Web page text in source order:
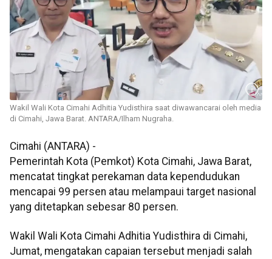
Wakil Wali Kota Cimahi Adhitia Yudisthira saat diwawancarai oleh media
di Cimahi, Jawa Barat. ANTARA/Ilham Nugraha.
Cimahi (ANTARA) -
Pemerintah Kota (Pemkot) Kota Cimahi, Jawa Barat,
mencatat tingkat perekaman data kependudukan
mencapai 99 persen atau melampaui target nasional
yang ditetapkan sebesar 80 persen.
Wakil Wali Kota Cimahi Adhitia Yudisthira di Cimahi,
Jumat, mengatakan capaian tersebut menjadi salah